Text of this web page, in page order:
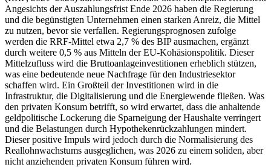
Angesichts der Auszahlungsfrist Ende 2026 haben die Regierung
und die begünstigten Unternehmen einen starken Anreiz, die Mittel
zu nutzen, bevor sie verfallen. Regierungsprognosen zufolge
werden die RRF-Mittel etwa 2,7 % des BIP ausmachen, ergänzt
durch weitere 0,5 % aus Mitteln der EU-Kohäsionspolitik. Dieser
Mittelzufluss wird die Bruttoanlageinvestitionen erheblich stützen,
was eine bedeutende neue Nachfrage für den Industriesektor
schaffen wird. Ein Großteil der Investitionen wird in die
Infrastruktur, die Digitalisierung und die Energiewende fließen. Was
den privaten Konsum betrifft, so wird erwartet, dass die anhaltende
geldpolitische Lockerung die Sparneigung der Haushalte verringert
und die Belastungen durch Hypothekenrückzahlungen mindert.
Dieser positive Impuls wird jedoch durch die Normalisierung des
Reallohnwachstums ausgeglichen, was 2026 zu einem soliden, aber
nicht anziehenden privaten Konsum führen wird.